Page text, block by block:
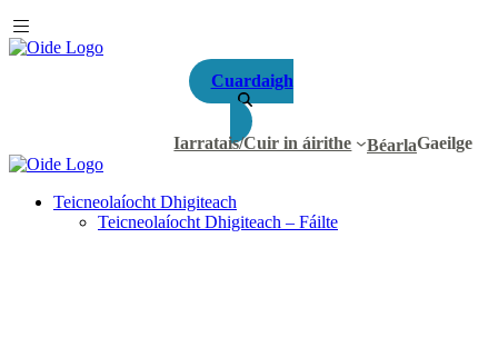
Cuardaigh
Iarratais/Cuir in áirithe BéarlaGaeilge
Teicneolaíocht Dhigiteach
Teicneolaíocht Dhigiteach – Fáilte